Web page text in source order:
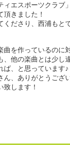
エスポーツクラブ
きました！
ださり、西浦もと
曲を作っているの
他の楽曲とは少し
ば、と思っています♪
、ありがとうござ
致します！